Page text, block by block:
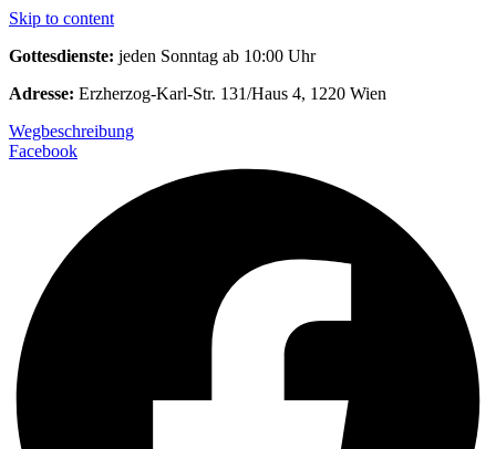
Skip to content
Gottesdienste: jeden Sonntag ab 10:00 Uhr
Adresse: Erzherzog-Karl-Str. 131/Haus 4, 1220 Wien
Wegbeschreibung
Facebook